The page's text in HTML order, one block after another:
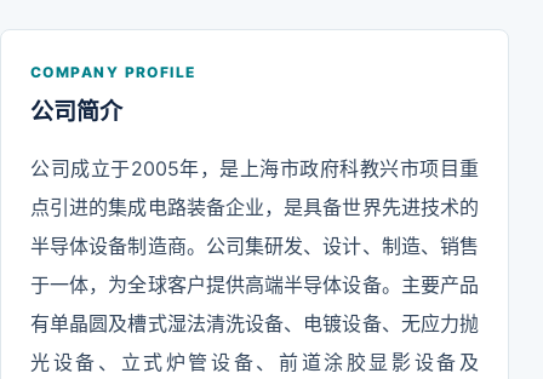
COMPANY PROFILE
公司简介
公司成立于2005年，是上海市政府科教兴市项目重
点引进的集成电路装备企业，是具备世界先进技术的
半导体设备制造商。公司集研发、设计、制造、销售
于一体，为全球客户提供高端半导体设备。主要产品
有单晶圆及槽式湿法清洗设备、电镀设备、无应力抛
光设备、立式炉管设备、前道涂胶显影设备及